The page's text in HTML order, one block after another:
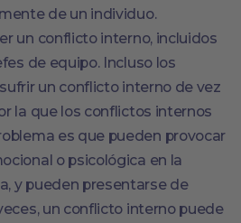
de un individuo.
un conflicto interno, incluidos
de equipo. Incluso los
un conflicto interno de vez
la que los conflictos internos
es que pueden provocar
o psicológica en la
y pueden presentarse de
un conflicto interno puede